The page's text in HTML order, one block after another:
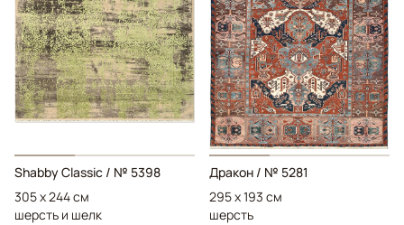
Shabby Classic / № 5398
305 x 244 см
шерсть и шелк
Дракон / № 5281
295 x 193 см
шерсть